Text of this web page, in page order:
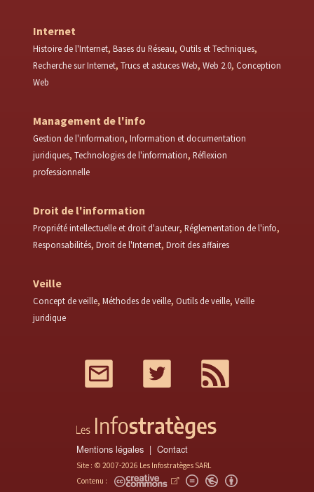
Internet
Histoire de l'Internet Bases du Réseau Outils et Techniques
Recherche sur Internet Trucs et astuces Web Web 2.0 Conception
Web
Management de l'info
Gestion de l'information Information et documentation
juridiques Technologies de l'information Réflexion
professionnelle
Droit de l'information
Propriété intellectuelle et droit d'auteur Réglementation de l'info
Responsabilités Droit de l'Internet Droit des affaires
Veille
Concept de veille Méthodes de veille Outils de veille Veille
juridique
Twitter
Mentions légales Contact
Site : © 2007-2026 Les Infostratèges SARL
Contenu :